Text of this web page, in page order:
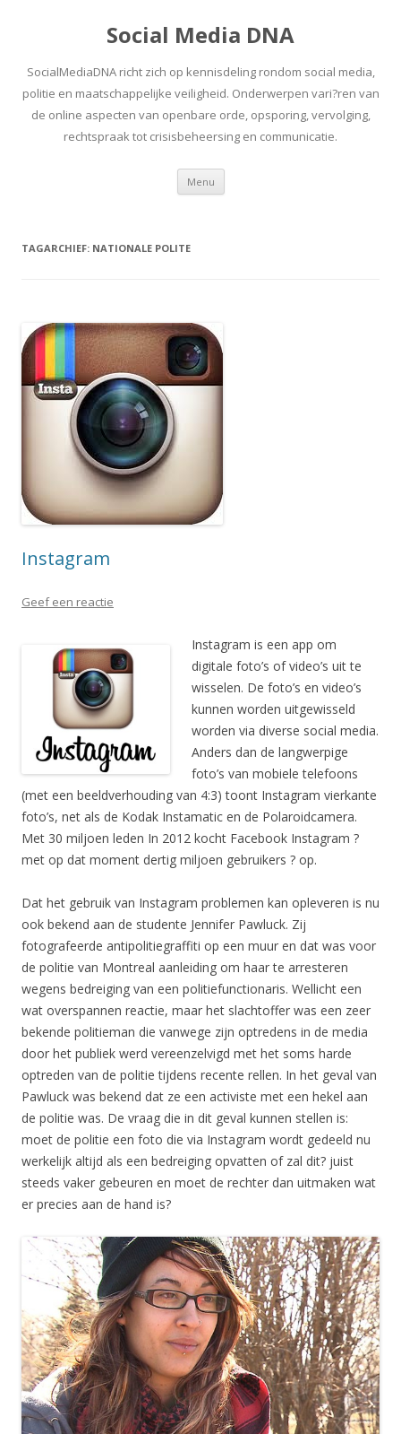
Social Media DNA
SocialMediaDNA richt zich op kennisdeling rondom social media,
politie en maatschappelijke veiligheid. Onderwerpen vari?ren van
de online aspecten van openbare orde, opsporing, vervolging,
rechtspraak tot crisisbeheersing en communicatie.
Menu Spring
inhoud
TAGARCHIEF: NATIONALE POLITE
Instagram
Geef een reactie
Instagram is een app om
digitale foto’s of video’s uit te
wisselen. De foto’s en video’s
kunnen worden uitgewisseld
worden via diverse social media.
Anders dan de langwerpige
foto’s van mobiele telefoons
(met een beeldverhouding van 4:3) toont Instagram vierkante
foto’s, net als de Kodak Instamatic en de Polaroidcamera.
Met 30 miljoen leden In 2012 kocht Facebook Instagram ?
met op dat moment dertig miljoen gebruikers ? op.
Dat het gebruik van Instagram problemen kan opleveren is nu
ook bekend aan de studente Jennifer Pawluck. Zij
fotografeerde antipolitiegraffiti op een muur en dat was voor
de politie van Montreal aanleiding om haar te arresteren
wegens bedreiging van een politiefunctionaris. Wellicht een
wat overspannen reactie, maar het slachtoffer was een zeer
bekende politieman die vanwege zijn optredens in de media
door het publiek werd vereenzelvigd met het soms harde
optreden van de politie tijdens recente rellen. In het geval van
Pawluck was bekend dat ze een activiste met een hekel aan
de politie was. De vraag die in dit geval kunnen stellen is:
moet de politie een foto die via Instagram wordt gedeeld nu
werkelijk altijd als een bedreiging opvatten of zal dit? juist
steeds vaker gebeuren en moet de rechter dan uitmaken wat
er precies aan de hand is?